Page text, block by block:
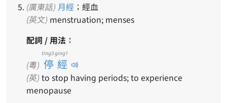
(廣東話) 月經 ；經血
(英文) menstruation; menses
配詞 / 用法：
(粵) 停經
ting3 ging1
(英) to stop having periods; to experience
menopause